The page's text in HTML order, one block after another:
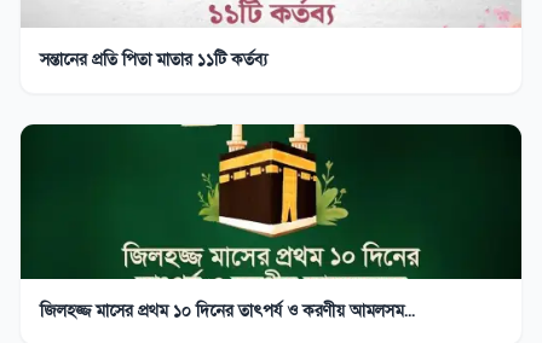
সন্তানের প্রতি পিতা মাতার ১১টি কর্তব্য
জিলহজ্জ মাসের প্রথম ১০ দিনের তাৎপর্য ও করণীয় আমলসম...